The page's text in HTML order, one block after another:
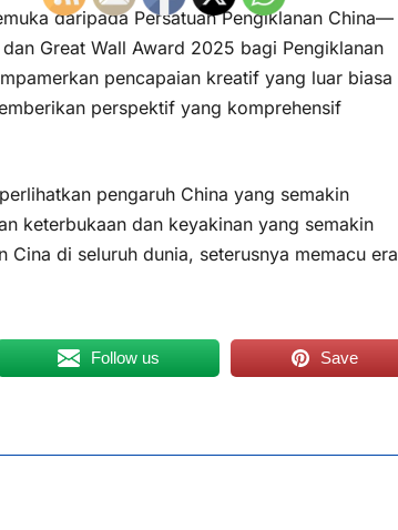
daripada Persatuan Pengiklanan China—
Great Wall Award 2025 bagi Pengiklanan
pencapaian kreatif yang luar biasa
perspektif yang komprehensif
pengaruh China yang semakin
keterbukaan dan keyakinan yang semakin
di seluruh dunia, seterusnya memacu era
Follow us Save